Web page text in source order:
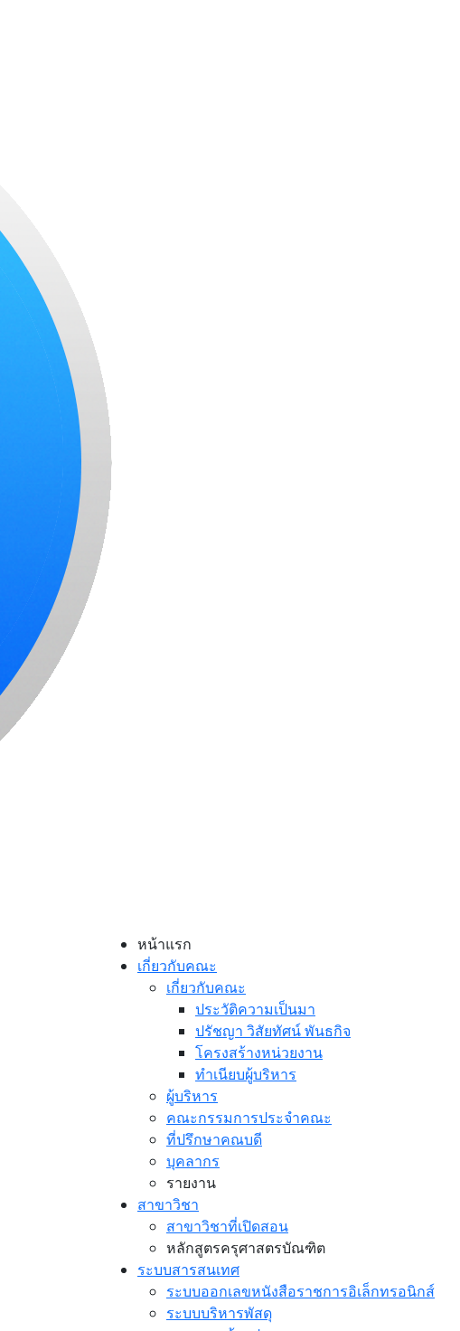
หน้าแรก
เกี่ยวกับคณะ
เกี่ยวกับคณะ
ประวัติความเป็นมา
ปรัชญา วิสัยทัศน์ พันธกิจ
โครงสร้างหน่วยงาน
ทำเนียบผู้บริหาร
ผู้บริหาร
คณะกรรมการประจำคณะ
ที่ปรึกษาคณบดี
บุคลากร
รายงาน
สาขาวิชา
สาขาวิชาที่เปิดสอน
หลักสูตรครุศาสตรบัณฑิต
ระบบสารสนเทศ
ระบบออกเลขหนังสือราชการอิเล็กทรอนิกส์
ระบบบริหารพัสดุ